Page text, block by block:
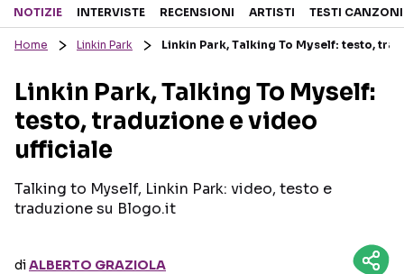
Sezioni
RECENSIONI MUSICALI
INTERVISTE
GOSSIP E CURIOSITÀ
TESTI CANZONI
TOUR ED EVENTI
NOTIZIE INTERVISTE RECENSIONI ARTISTI TESTI CANZONI
Home Linkin Park Linkin Park, Talking To Myself: testo,
Linkin Park, Talking To Myself:
testo, traduzione e video
ufficiale
Talking to Myself, Linkin Park: video, testo e
traduzione su Blogo.it
diALBERTO GRAZIOLA